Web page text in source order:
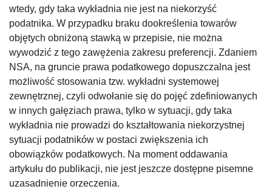
wtedy, gdy taka wykładnia nie jest na niekorzyść
podatnika. W przypadku braku dookreślenia towarów
objętych obniżoną stawką w przepisie, nie można
wywodzić z tego zawężenia zakresu preferencji. Zdaniem
NSA, na gruncie prawa podatkowego dopuszczalna jest
możliwość stosowania tzw. wykładni systemowej
zewnętrznej, czyli odwołanie się do pojęć zdefiniowanych
w innych gałęziach prawa, tylko w sytuacji, gdy taka
wykładnia nie prowadzi do kształtowania niekorzystnej
sytuacji podatników w postaci zwiększenia ich
obowiązków podatkowych. Na moment oddawania
artykułu do publikacji, nie jest jeszcze dostępne pisemne
uzasadnienie orzeczenia.